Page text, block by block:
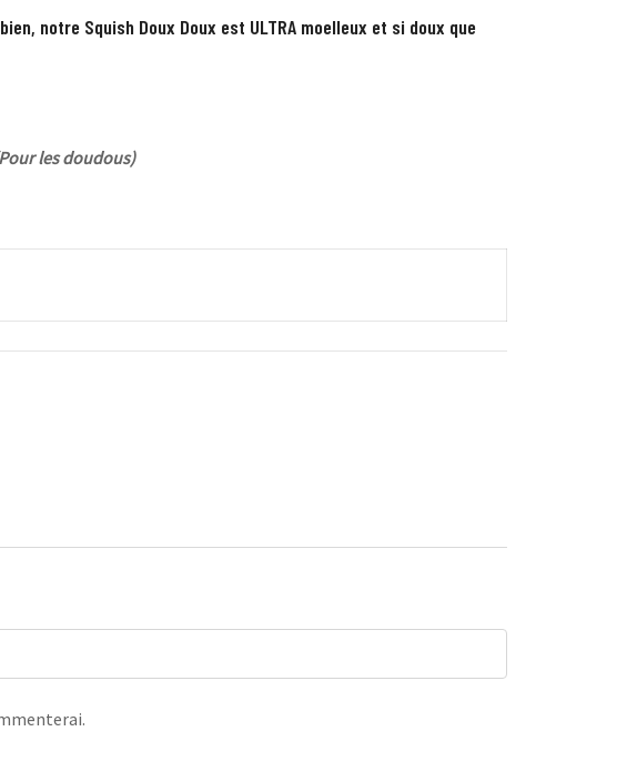
notre Squish Doux Doux est ULTRA moelleux et si doux que
(Pour les doudous)